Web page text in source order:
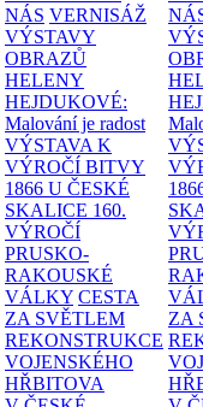
NÁS VERNISÁŽ
VÝSTAVY
OBRAZŮ
HELENY
HEJDUKOVÉ:
Malování je radost
VÝSTAVA K
VÝROČÍ BITVY
1866 U ČESKÉ
SKALICE 160.
VÝROČÍ
PRUSKO-
RAKOUSKÉ
VÁLKY CESTA
ZA SVĚTLEM
REKONSTRUKCE
VOJENSKÉHO
HŘBITOVA
ZA